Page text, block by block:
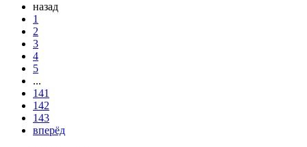
назад
1
2
3
4
5
...
141
142
143
вперёд